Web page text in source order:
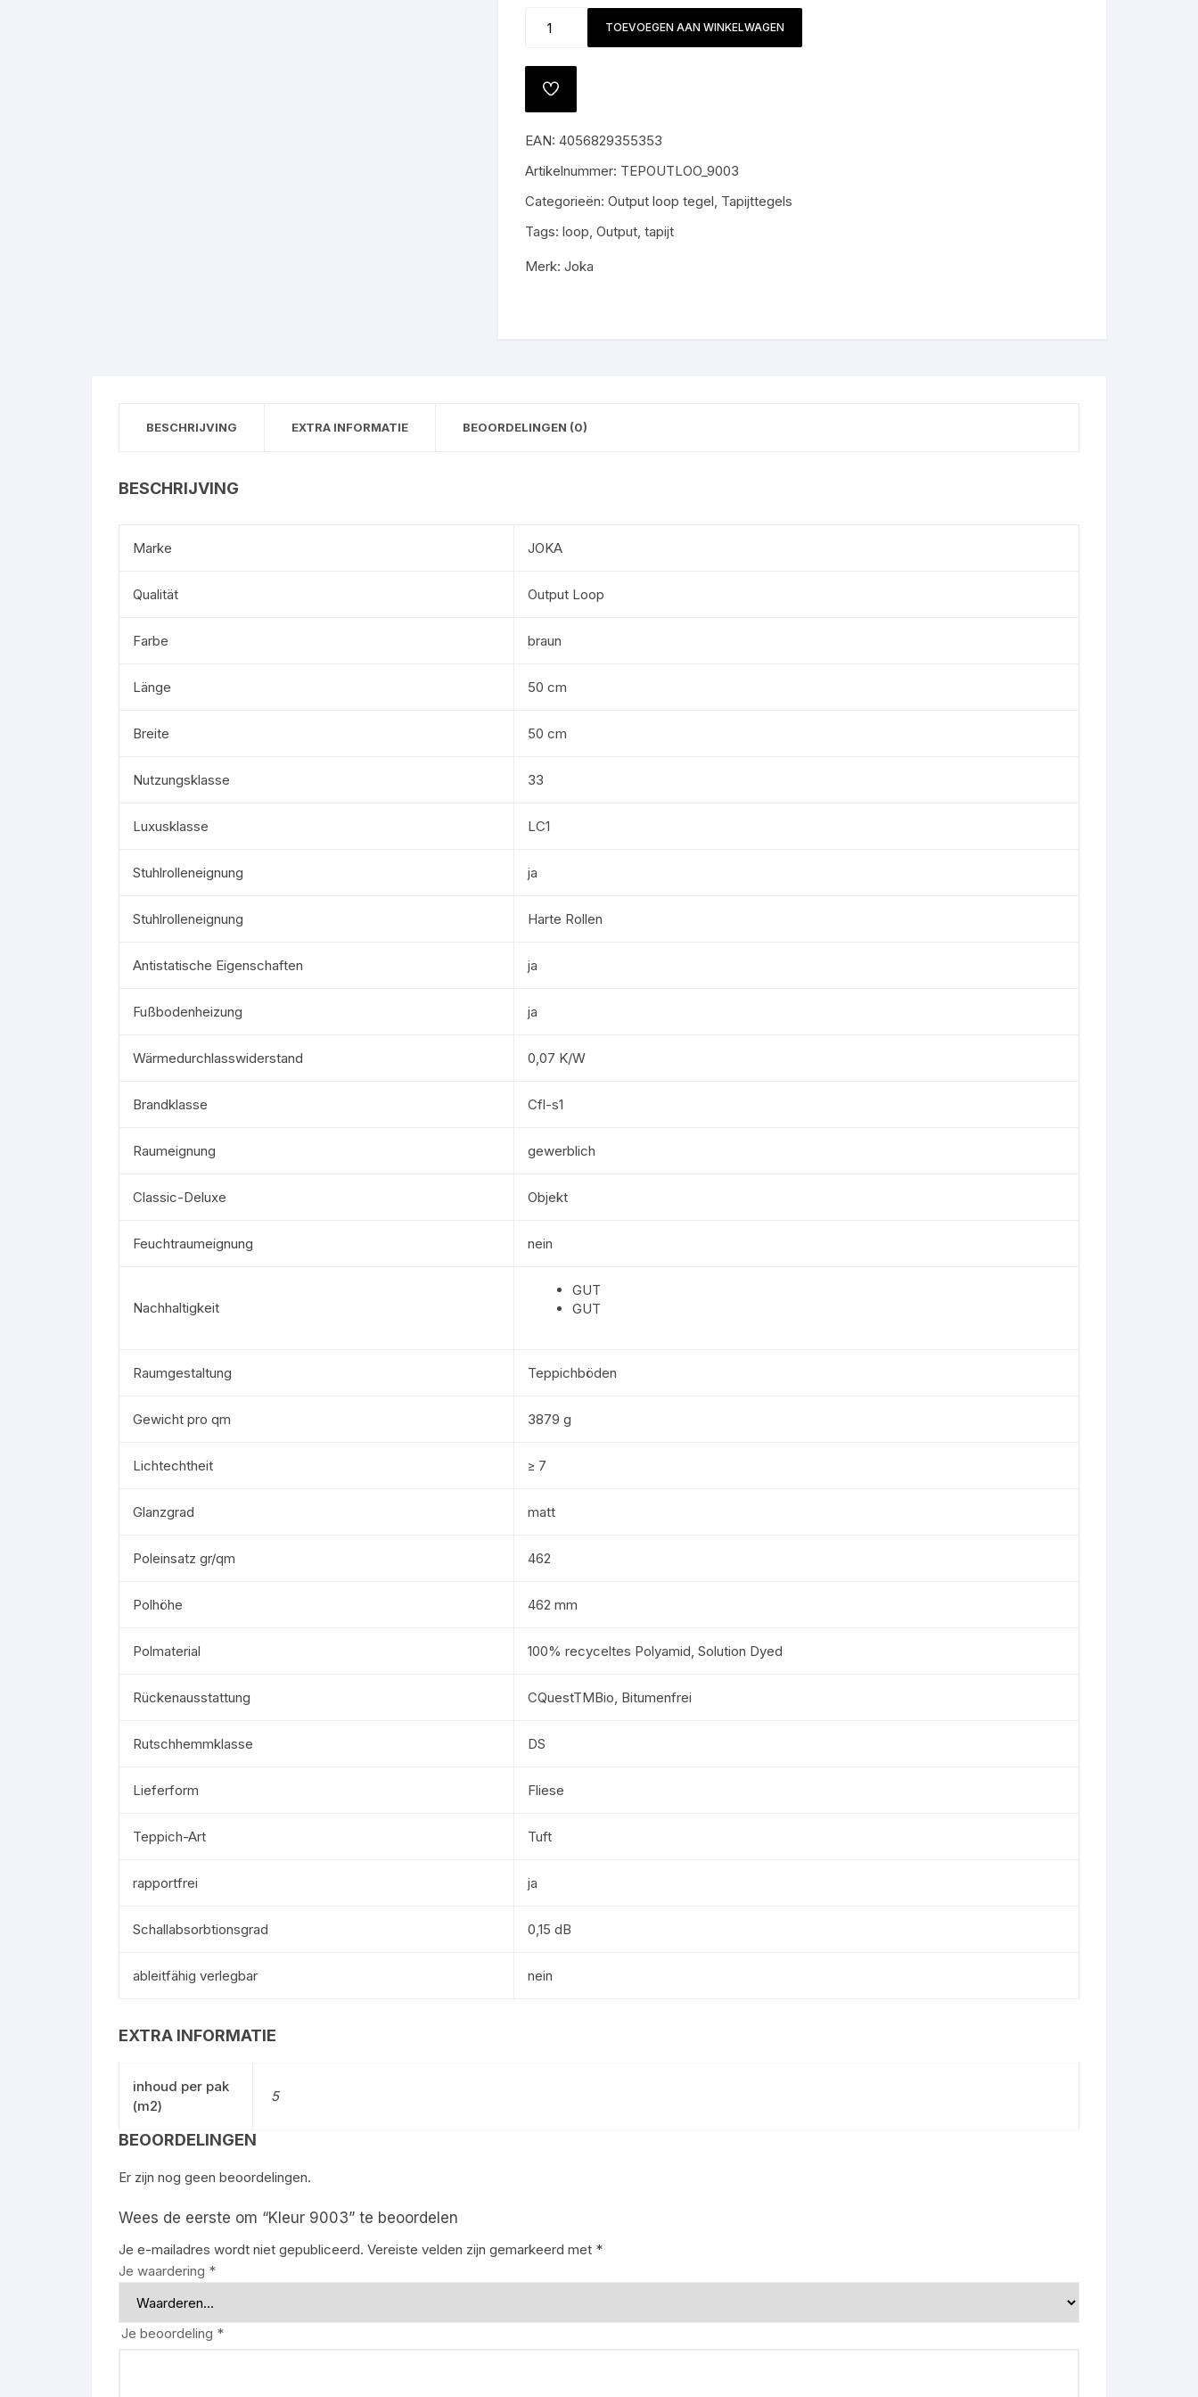
9003
TOEVOEGEN AAN WINKELWAGEN
TOEVOEGEN
AAN
EAN: 4056829355353
Artikelnummer: TEPOUTLOO_9003
Categorieën: Output loop tegel, Tapijttegels
Tags: loop, Output, tapijt
Merk: Joka
BESCHRIJVING EXTRA INFORMATIE BEOORDELINGEN (0)
BESCHRIJVING
Marke JOKA
Qualität Output Loop
Farbe braun
Länge 50 cm
Breite 50 cm
Nutzungsklasse 33
Luxusklasse LC1
Stuhlrolleneignung ja
Stuhlrolleneignung Harte Rollen
Antistatische Eigenschaften ja
Fußbodenheizung ja
Wärmedurchlasswiderstand 0,07 K/W
Brandklasse Cfl-s1
Raumeignung gewerblich
Classic-Deluxe Objekt
Feuchtraumeignung nein
Nachhaltigkeit
GUT
GUT
Raumgestaltung Teppichböden
Gewicht pro qm 3879 g
Lichtechtheit ≥ 7
Glanzgrad matt
Poleinsatz gr/qm 462
Polhöhe 462 mm
Polmaterial 100% recyceltes Polyamid, Solution Dyed
Rückenausstattung CQuestTMBio, Bitumenfrei
Rutschhemmklasse DS
Lieferform Fliese
Teppich-Art Tuft
rapportfrei ja
Schallabsorbtionsgrad 0,15 dB
ableitfähig verlegbar nein
EXTRA INFORMATIE
inhoud per pak
(m2)
5
BEOORDELINGEN
Er zijn nog geen beoordelingen.
Wees de eerste om “Kleur 9003” te beoordelen
Je e-mailadres wordt niet gepubliceerd. Vereiste velden zijn gemarkeerd met *
Je waardering *
Je beoordeling *